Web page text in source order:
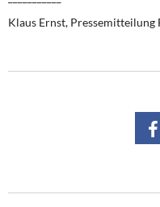
Rosa-Luxemburg-
Klaus Ernst, Pressemitteilung